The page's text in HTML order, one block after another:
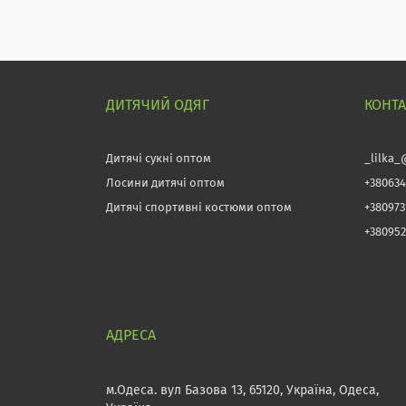
ДИТЯЧИЙ ОДЯГ
Дитячі сукні оптом
Лосини дитячі оптом
Дитячі спортивні костюми оптом
м.Одеса. вул Базова 13, 65120, Україна, Одеса,